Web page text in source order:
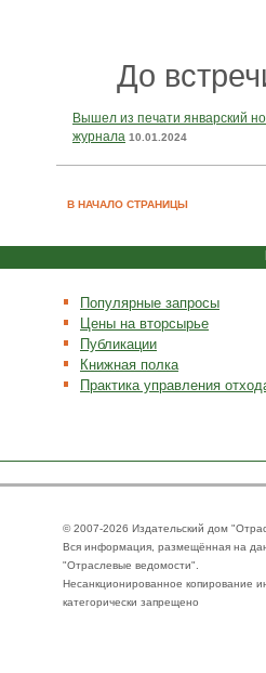
До
Вышел из печати январский
журнала 10.01.2024
В НАЧАЛО СТРАНИЦЫ
Популярные запросы
Цены на вторсырье
Публикации
Книжная полка
Практика управления
© 2007-2026 Издательский дом
Вся информация, размещённая на
"Отраслевые ведомости".
Несанкционированное копирование
категорически запрещено